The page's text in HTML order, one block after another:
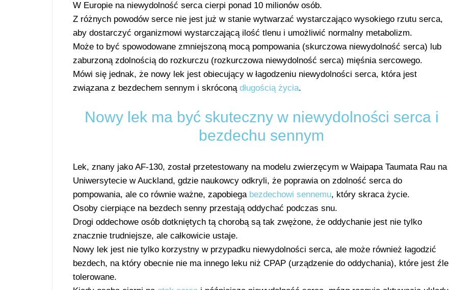
W Europie na niewydolność serca cierpi ponad 10 milionów osób.
Z różnych powodów serce nie jest już w stanie wytwarzać wystarczająco wysokiego rzutu serca,
aby dostarczyć organizmowi wystarczającą ilość tlenu i umożliwić normalny metabolizm.
Może to być spowodowane zmniejszoną mocą pompowania (skurczowa niewydolność serca) lub
zaburzoną zdolnością do rozkurczu (rozkurczowa niewydolność serca) mięśnia sercowego.
Mówi się jednak, że nowy lek jest obiecujący w łagodzeniu niewydolności serca, która jest
związana z bezdechem sennym i skróconą długością życia.
Nowy lek ma być skuteczny w niewydolności serca i
bezdechu sennym
Lek, znany jako AF-130, został przetestowany na modelu zwierzęcym w Waipapa Taumata Rau na
Uniwersytecie w Auckland, gdzie naukowcy odkryli, że poprawia on zdolność serca do
pompowania, ale co równie ważne, zapobiega bezdechowi sennemu, który skraca życie.
Osoby cierpiące na bezdech senny przestają oddychać podczas snu.
Drogi oddechowe osób dotkniętych tą chorobą są tak zwężone, że oddychanie jest nie tylko
znacznie trudniejsze, ale całkowicie ustaje.
Nowy lek jest nie tylko korzystny w przypadku niewydolności serca, ale może również łagodzić
bezdech, na który obecnie nie ma innego leku niż CPAP (urządzenie do oddychania), które jest źle
tolerowane.